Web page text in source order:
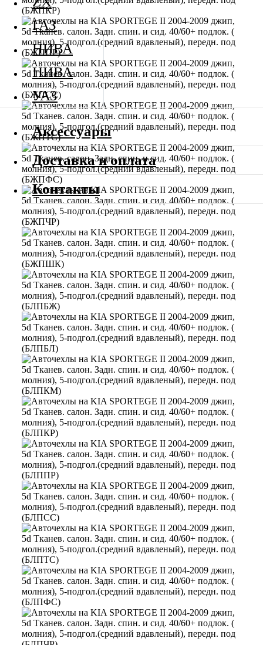
ГАЗ
НИВА
НИВА
УАЗ
Аксессуары
Доставка и оплата
Контакты